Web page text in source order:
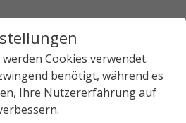
Cookies verwendet.
benötigt, während es
Ihre Nutzererfahrung auf